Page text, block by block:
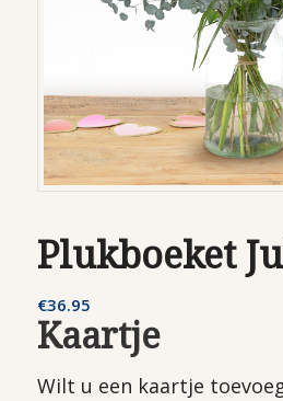
Plukboeket
€36.95
Kaartje
Wilt u een kaartje